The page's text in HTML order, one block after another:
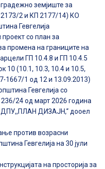
земјиште за
2 и КП 2177/14) КО
Гевгелија
со план за
промена на границите на
ГП 10.4.8 и ГП 10.4.5
10 (10.1, 10.3, 10.4 и 10.5,
1667/1 од 12 и 13.09.2013)
Гевгелија со
236/24 од март 2026 година
ДПУ,,ПЛАН ДИЗАЈН,“ дооел
против возрасни
Гевгелија на 30 јули
на просторија за